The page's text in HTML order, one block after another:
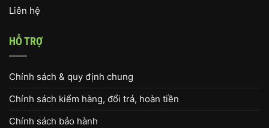
Liên hệ
HỖ TRỢ
Chính sách & quy định chung
Chính sách kiểm hàng, đổi trả, hoàn tiền
Chính sách bảo hành